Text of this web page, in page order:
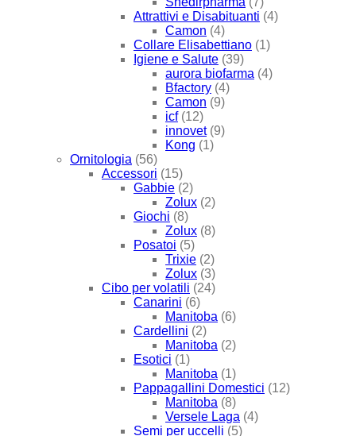
Attrattivi e Disabituanti (4)
Camon (4)
Collare Elisabettiano (1)
Igiene e Salute (39)
aurora biofarma (4)
Bfactory (4)
Camon (9)
icf (12)
innovet (9)
Kong (1)
Ornitologia (56)
Accessori (15)
Gabbie (2)
Zolux (2)
Giochi (8)
Zolux (8)
Posatoi (5)
Trixie (2)
Zolux (3)
Cibo per volatili (24)
Canarini (6)
Manitoba (6)
Cardellini (2)
Manitoba (2)
Esotici (1)
Manitoba (1)
Pappagallini Domestici (12)
Manitoba (8)
Versele Laga (4)
Semi per uccelli (5)